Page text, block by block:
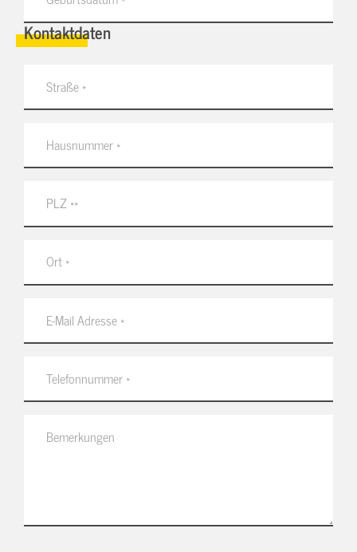
Kontaktdaten